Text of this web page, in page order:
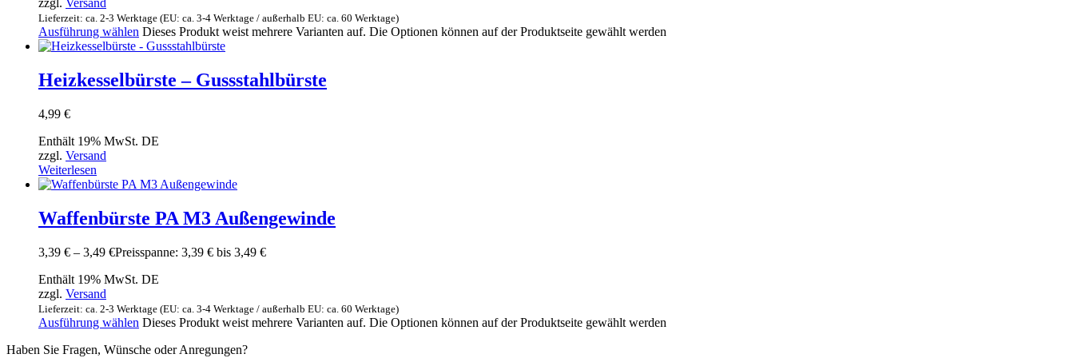
zzgl. Versand
Lieferzeit: ca. 2-3 Werktage (EU: ca. 3-4 Werktage / außerhalb EU: ca. 60 Werktage)
Ausführung wählen Dieses Produkt weist mehrere Varianten auf. Die Optionen können auf der Produktseite gewählt werden
Heizkesselbürste – Gussstahlbürste
4,99 €
Enthält 19% MwSt. DE
zzgl. Versand
Weiterlesen
Waffenbürste PA M3 Außengewinde
3,39 € – 3,49 €Preisspanne: 3,39 € bis 3,49 €
Enthält 19% MwSt. DE
zzgl. Versand
Lieferzeit: ca. 2-3 Werktage (EU: ca. 3-4 Werktage / außerhalb EU: ca. 60 Werktage)
Ausführung wählen Dieses Produkt weist mehrere Varianten auf. Die Optionen können auf der Produktseite gewählt werden
Haben Sie Fragen, Wünsche oder Anregungen?